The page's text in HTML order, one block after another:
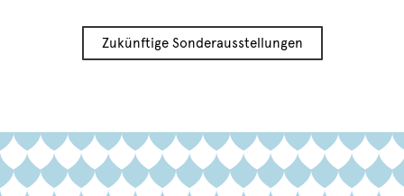
Zukünftige Sonderausstellungen